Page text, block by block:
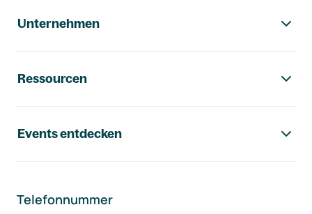
Unternehmen
Ressourcen
Events entdecken
Telefonnummer